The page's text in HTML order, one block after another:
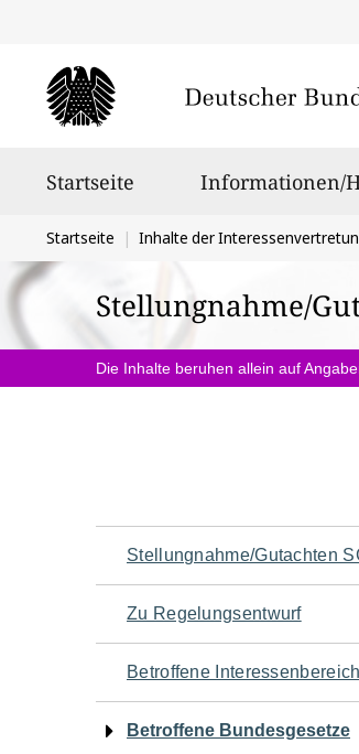
Startseite Informationen/
Sie
befinden
sich
hier:
Startseite Inhalte der
Stellungnahme/
Die Inhalte beruhen allein auf
Navigation
für
den
Seiteninhalt
Stellungnahme/Gutachten
Zu Regelungsentwurf
Betroffene
Betroffene Bundesgesetze